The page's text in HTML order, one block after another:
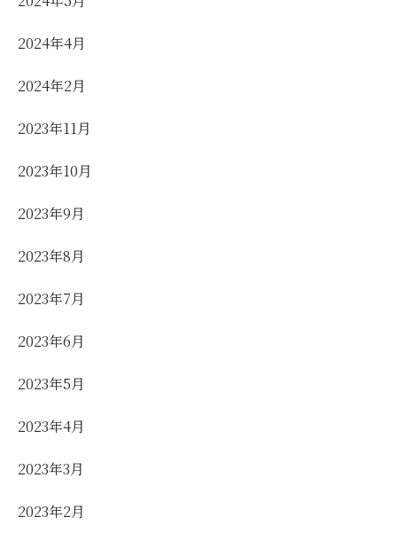
2024年4月
2024年2月
2023年11月
2023年10月
2023年9月
2023年8月
2023年7月
2023年6月
2023年5月
2023年4月
2023年3月
2023年2月